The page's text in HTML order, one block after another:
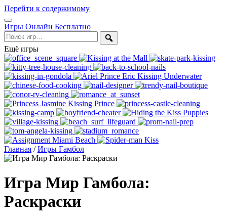
Перейти к содержимому
Открыть
меню
Игры Онлайн Бесплатно
Поиск
Ещё игры
Главная / Игры Гамбол
Игра Мир Гамбола:
Раскраски